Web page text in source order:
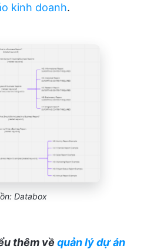
kinh doanh.
Databox
thêm về quản lý dự án